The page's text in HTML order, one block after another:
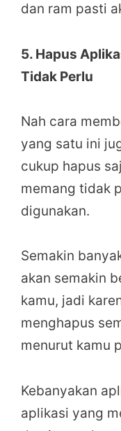
dan ram pasti
5. Hapus
Tidak Perlu
Nah cara
yang satu ini
cukup hapus
memang tidak
digunakan.
Semakin
akan semakin
kamu, jadi
menghapus
menurut kamu
Kebanyakan
aplikasi yang